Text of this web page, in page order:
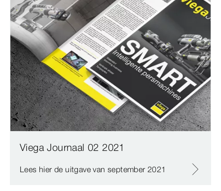
Viega Journaal 02 2021
Lees hier de uitgave van september 2021